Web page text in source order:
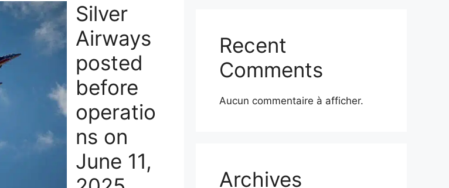
Silver
Airways
posted
before
operatio
ns on
June 11,
Recent
Comments
Aucun commentaire à afficher.
Archives